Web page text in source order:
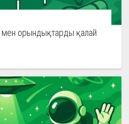
мен орындықтарды қалай